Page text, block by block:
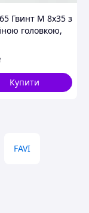
Гвинт М 8х35 з
головкою,
Купити
FAVI